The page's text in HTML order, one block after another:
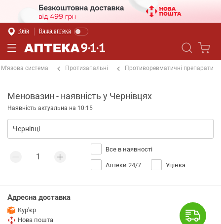
Київ Ваша аптека
М'язова система Протизапальні Противоревматичні препарати
Меновазин - наявність у Чернівцях
Наявність актуальна на 10:15
Все в наявності
Аптеки 24/7 Уцінка
Адресна доставка
Кур'єр
Нова пошта